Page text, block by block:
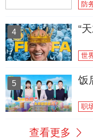
防
4 “
世
5 饭
职
查看更多